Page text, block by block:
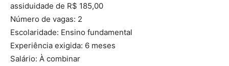
assiduidade de R$ 185,00
Número de vagas: 2
Escolaridade: Ensino fundamental
Experiência exigida: 6 meses
Salário: À combinar